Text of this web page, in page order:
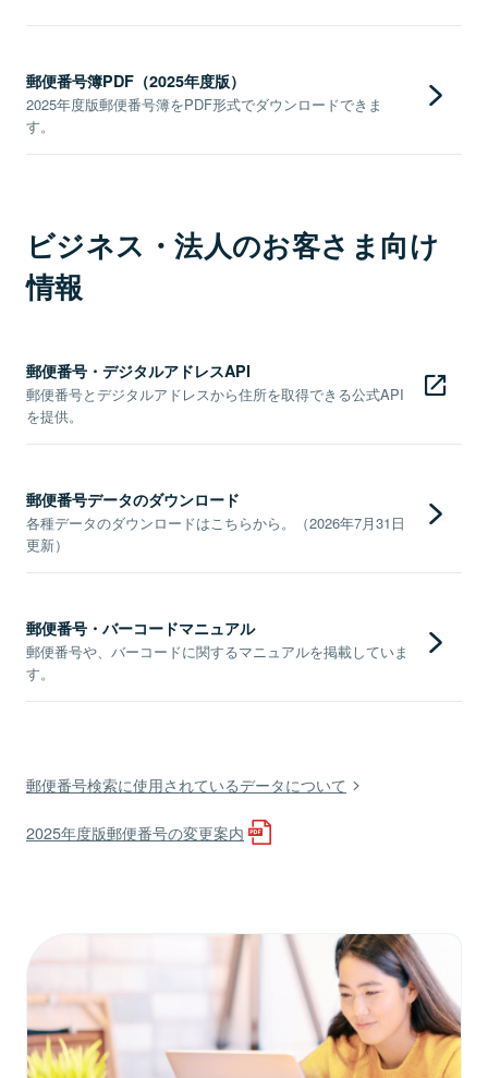
郵便番号簿PDF（2025年度版）
2025年度版郵便番号簿をPDF形式でダウンロードできま
す。
ビジネス・法人のお客さま向け
情報
郵便番号・デジタルアドレスAPI
郵便番号とデジタルアドレスから住所を取得できる公式API
を提供。
郵便番号データのダウンロード
各種データのダウンロードはこちらから。（2026年7月31日
更新）
郵便番号・バーコードマニュアル
郵便番号や、バーコードに関するマニュアルを掲載していま
す。
郵便番号検索に使用されているデータについて
2025年度版郵便番号の変更案内